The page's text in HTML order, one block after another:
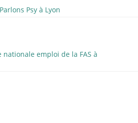
Psy à Lyon
nationale emploi de la FAS à